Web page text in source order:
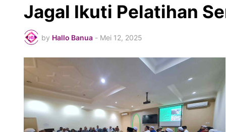
Jagal Ikuti Pelatihan
by Hallo Banua - Mei 12, 2025